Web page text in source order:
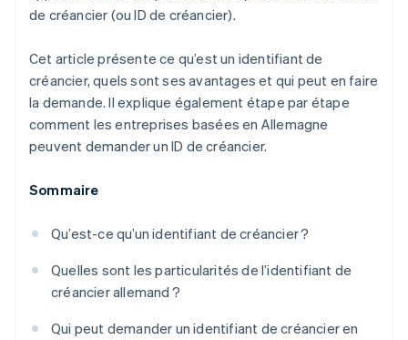
Recevoir l’identifiant de créancier
Envoyer l’identifiant de créancier
de créancier (ou ID de créancier).
Cet article présente ce qu’est un identifiant de
créancier, quels sont ses avantages et qui peut en faire
la demande. Il explique également étape par étape
comment les entreprises basées en Allemagne
peuvent demander un ID de créancier.
Sommaire
Qu’est-ce qu’un identifiant de créancier ?
Quelles sont les particularités de l’identifiant de
créancier allemand ?
Qui peut demander un identifiant de créancier en